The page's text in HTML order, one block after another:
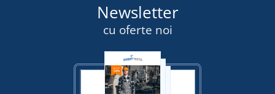
Newsletter
cu oferte noi